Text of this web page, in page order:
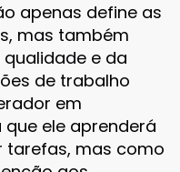
apenas define as
mas também
e da
de trabalho
em
ele aprenderá
tarefas, mas como